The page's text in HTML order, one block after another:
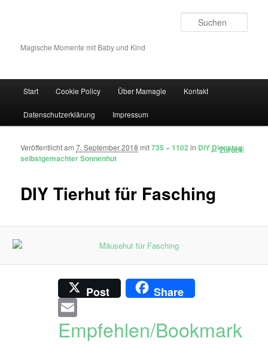
Magische Momente mit Baby und Kind
Zum Inhalt wechseln
Zum sekundären Inhalt wechseln
Start Cookie Policy Über Mamagie Kontakt
Datenschutzerklärung Impressum
Bilder-Navigation ← Zurück
DIY Tierhut für Fasching
Veröffentlicht am7. September 2018 mit735 × 1102 in DIY Dienstag:
selbstgemachter Sonnenhut
Post Share
Empfehlen/Bookmark